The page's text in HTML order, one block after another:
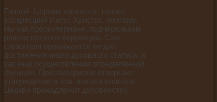
Главой Церкви является только
воскресший Иисус Христос, поэтому,
мы как пресвитериане, подчёркиваем
равенство всех верующих. Сан
служителя принимается не для
достижения иного духовного статуса, а
как знак осуществления определённой
функции. Пресвитериане отвергают
утверждение о том, что вся власть в
Церкви принадлежит духовенству.